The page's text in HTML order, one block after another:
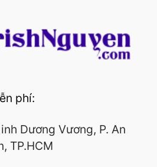
phí:
Dương Vương, P. An
TP.HCM